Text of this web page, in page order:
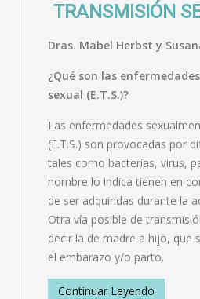
TRANSMISIÓN
Dras. Mabel Herbst y
¿Qué son las
sexual (E.T.S.)?
Las enfermedades
(E.T.S.) son provocadas por
tales como bacterias, virus,
nombre lo indica tienen en
de ser adquiridas durante la
Otra vía posible de
decir la de madre a hijo, que
el embarazo y/o parto.
Continuar Leyendo